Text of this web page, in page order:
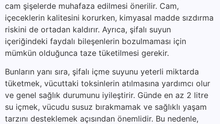
cam şişelerde muhafaza edilmesi önerilir. Cam,
içeceklerin kalitesini korurken, kimyasal madde sızdırma
riskini de ortadan kaldırır. Ayrıca, şifalı suyun
içeriğindeki faydalı bileşenlerin bozulmaması için
mümkün olduğunca taze tüketilmesi gerekir.
Bunların yanı sıra, şifalı içme suyunu yeterli miktarda
tüketmek, vücuttaki toksinlerin atılmasına yardımcı olur
ve genel sağlık durumunu iyileştirir. Günde en az 2 litre
su içmek, vücudu susuz bırakmamak ve sağlıklı yaşam
tarzını desteklemek açısından önemlidir. Bu nedenle,